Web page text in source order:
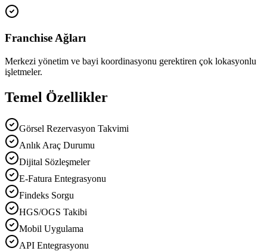
Franchise Ağları
Merkezi yönetim ve bayi koordinasyonu gerektiren çok lokasyonlu
işletmeler.
Temel Özellikler
Görsel Rezervasyon Takvimi
Anlık Araç Durumu
Dijital Sözleşmeler
E-Fatura Entegrasyonu
Findeks Sorgu
HGS/OGS Takibi
Mobil Uygulama
API Entegrasyonu